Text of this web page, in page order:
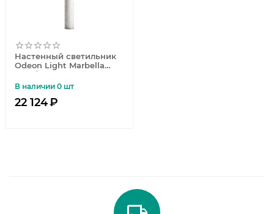
Настенный светильник
Odeon Light Marbella
6673/12WL
В наличии 0 шт
22 124₽